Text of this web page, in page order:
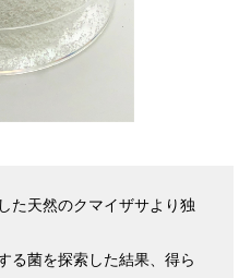
た天然のクマイザサより独
る菌を探索した結果、得ら